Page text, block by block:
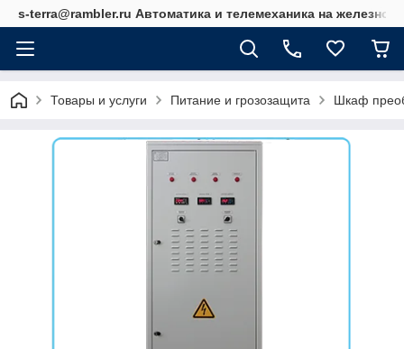
s-terra@rambler.ru Автоматика и телемеханика на
Товары и услуги Питание и грозозащита Шкаф